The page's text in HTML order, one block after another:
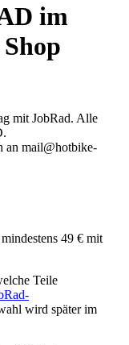
im
mit JobRad. Alle
an mail@hotbike-
49 € mit
Teile
wird später im